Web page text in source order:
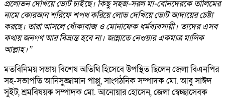
প্রলোভন দেখিয়ে ভোট চাইছে। কিছু সহজ-সরল মা-বোনদেরকে তালিমের
নামে কোরআন শরিফে শপথ করিয়ে লোভ দেখিয়ে ভোট আদায়ের চেষ্টা
করছে। তারা আসলে ধোঁকাবাজ ও মোনাফেক ধর্মব্যবসায়ী। তাদের এসব
কথায় জনগণ আর বিভ্রান্ত হবে না। জান্নাতে নেওয়ার একমাত্র মালিক
আল্লাহ।”
মতবিনিময় সভায় বিশেষ অতিথি হিসেবে উপস্থিত ছিলেন জেলা বিএনপির
সহ-সভাপতি আনিসুজ্জামান পাপ্পু, সাংগঠনিক সম্পাদক মো. আবু সাঈদ
সুইট, শ্রমবিষয়ক সম্পাদক মো. আনোয়ার হোসেন, জেলা স্বেচ্ছাসেবক